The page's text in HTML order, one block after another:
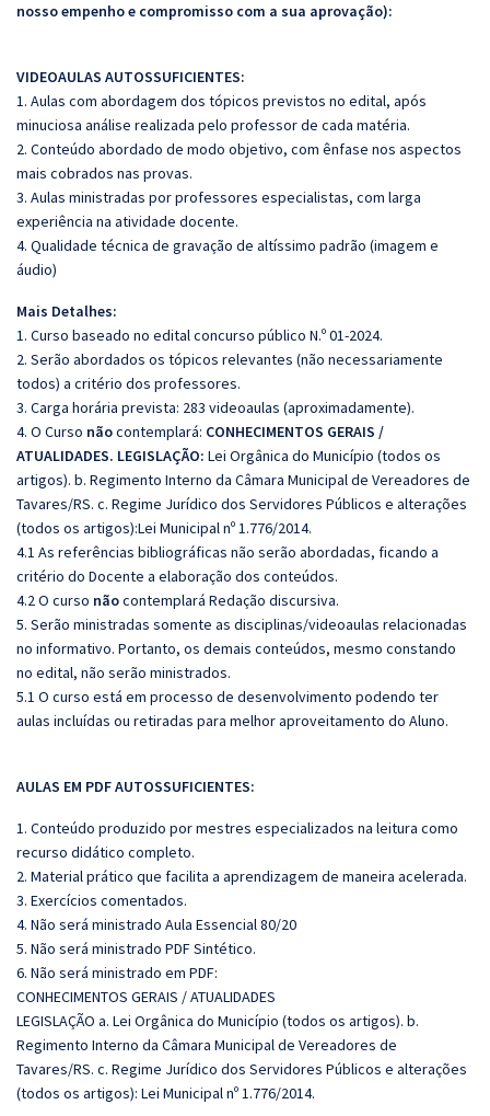
nosso empenho e compromisso com a sua aprovação):
VIDEOAULAS AUTOSSUFICIENTES:
1. Aulas com abordagem dos tópicos previstos no edital, após
minuciosa análise realizada pelo professor de cada matéria.
2. Conteúdo abordado de modo objetivo, com ênfase nos aspectos
mais cobrados nas provas.
3. Aulas ministradas por professores especialistas, com larga
experiência na atividade docente.
4. Qualidade técnica de gravação de altíssimo padrão (imagem e
áudio)
Mais Detalhes:
1. Curso baseado no edital concurso público N.º 01-2024.
2. Serão abordados os tópicos relevantes (não necessariamente
todos) a critério dos professores.
3. Carga horária prevista: 283 videoaulas (aproximadamente).
4. O Curso nãocontemplará: CONHECIMENTOS GERAIS /
ATUALIDADES. LEGISLAÇÃO: Lei Orgânica do Município (todos os
artigos). b. Regimento Interno da Câmara Municipal de Vereadores de
Tavares/RS. c. Regime Jurídico dos Servidores Públicos e alterações
(todos os artigos):Lei Municipal nº 1.776/2014.
4.1 As referências bibliográficas não serão abordadas, ficando a
critério do Docente a elaboração dos conteúdos.
4.2 O curso nãocontemplará Redação discursiva.
5. Serão ministradas somente as disciplinas/videoaulas relacionadas
no informativo. Portanto, os demais conteúdos, mesmo constando
no edital, não serão ministrados.
5.1 O curso está em processo de desenvolvimento podendo ter
aulas incluídas ou retiradas para melhor aproveitamento do Aluno.
AULAS EM PDF AUTOSSUFICIENTES:
1. Conteúdo produzido por mestres especializados na leitura como
recurso didático completo.
2. Material prático que facilita a aprendizagem de maneira acelerada.
3. Exercícios comentados.
4. Não será ministrado Aula Essencial 80/20
5. Não será ministrado PDF Sintético.
6. Não será ministrado em PDF:
CONHECIMENTOS GERAIS / ATUALIDADES
LEGISLAÇÃO a. Lei Orgânica do Município (todos os artigos). b.
Regimento Interno da Câmara Municipal de Vereadores de
Tavares/RS. c. Regime Jurídico dos Servidores Públicos e alterações
(todos os artigos): Lei Municipal nº 1.776/2014.